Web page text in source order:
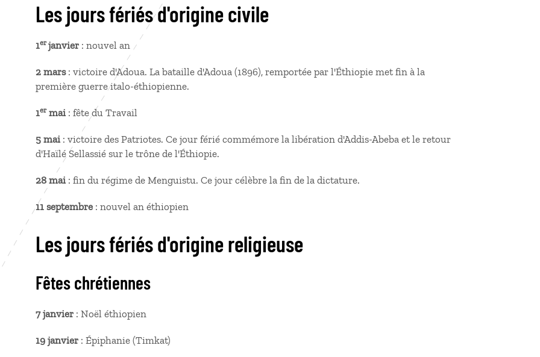
Les jours fériés d'origine civile
1erjanvier : nouvel an
2 mars: victoire d'Adoua. La bataille d'Adoua (1896), remportée par l'Éthiopie met fin à la
première guerre italo-éthiopienne.
1ermai : fête du Travail
5 mai : victoire des Patriotes. Ce jour férié commémore la libération d'Addis-Abeba et le retour
d'Haïlé Sellassié sur le trône de l'Éthiopie.
28 mai : fin du régime de Menguistu. Ce jour célèbre la fin de la dictature.
11 septembre : nouvel an éthiopien
Les jours fériés d'origine religieuse
Fêtes chrétiennes
7 janvier : Noël éthiopien
19 janvier : Épiphanie (Timkat)